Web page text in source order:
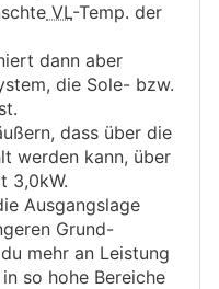
VL-Temp. der
dann aber
die Sole- bzw.
dass über die
werden kann, über
3,0kW.
Ausgangslage
Grund-
mehr an Leistung
so hohe Bereiche